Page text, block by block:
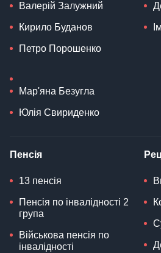
Валерій Залужний
Кирило Буданов
Петро Порошенко
Мар'яна Безугла
Юлія Свириденко
Пенсія
13 пенсія
Пенсія по інвалідності 2
група
Військова пенсія по
інвалідності